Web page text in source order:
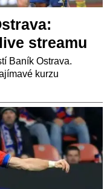
streamu
Baník Ostrava.
kurzu